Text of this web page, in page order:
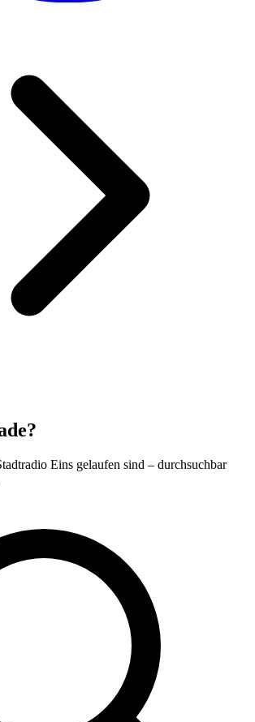
Eins gelaufen sind – durchsuchbar